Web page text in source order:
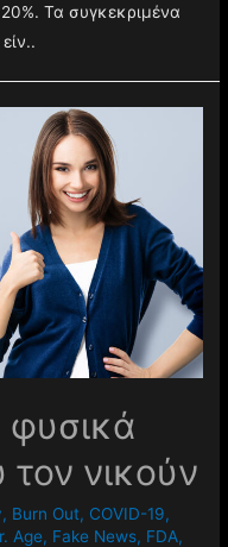
20%. Τα συγκεκριμένα
τον νικούν
, Burn Out, COVID-19,
Age, Fake News, FDA,